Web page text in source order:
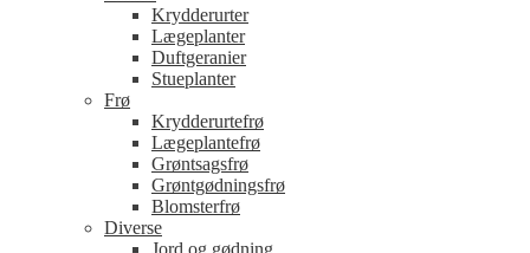
Krydderurter
Lægeplanter
Duftgeranier
Stueplanter
Frø
Krydderurtefrø
Lægeplantefrø
Grøntsagsfrø
Grøntgødningsfrø
Blomsterfrø
Diverse
Jord og gødning